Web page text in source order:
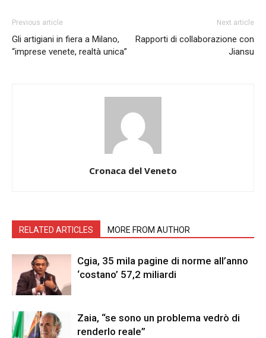
Previous article
Gli artigiani in fiera a Milano,
“imprese venete, realtà unica”
Next article
Rapporti di collaborazione con
Jiansu
Cronaca del Veneto
RELATED ARTICLES MORE FROM AUTHOR
Cgia, 35 mila pagine di norme all’anno
‘costano’ 57,2 miliardi
Zaia, “se sono un problema vedrò di
renderlo reale”